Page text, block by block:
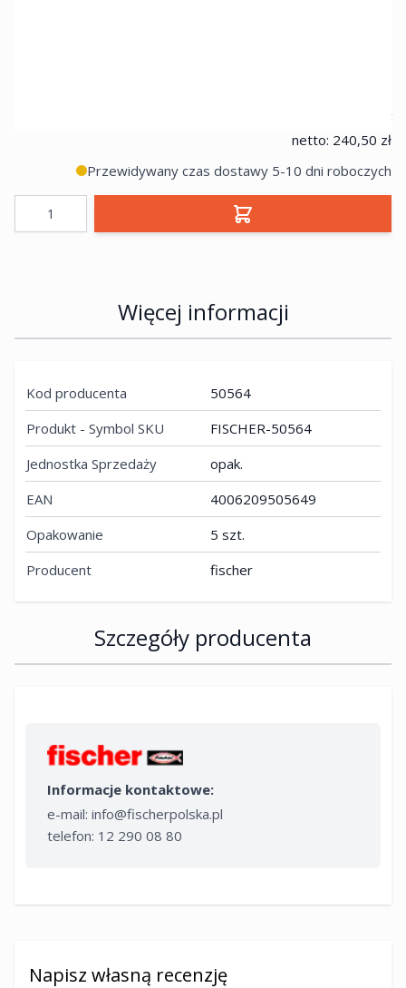
netto: 240,50 zł
Przewidywany czas dostawy 5-10 dni roboczych
Więcej informacji
Kod producenta
50564
Produkt - Symbol SKU
FISCHER-50564
Jednostka Sprzedaży
opak.
EAN
4006209505649
Opakowanie
5 szt.
Producent
fischer
Szczegóły producenta
Informacje kontaktowe:
e-mail: info@fischerpolska.pl
telefon: 12 290 08 80
Napisz własną recenzję